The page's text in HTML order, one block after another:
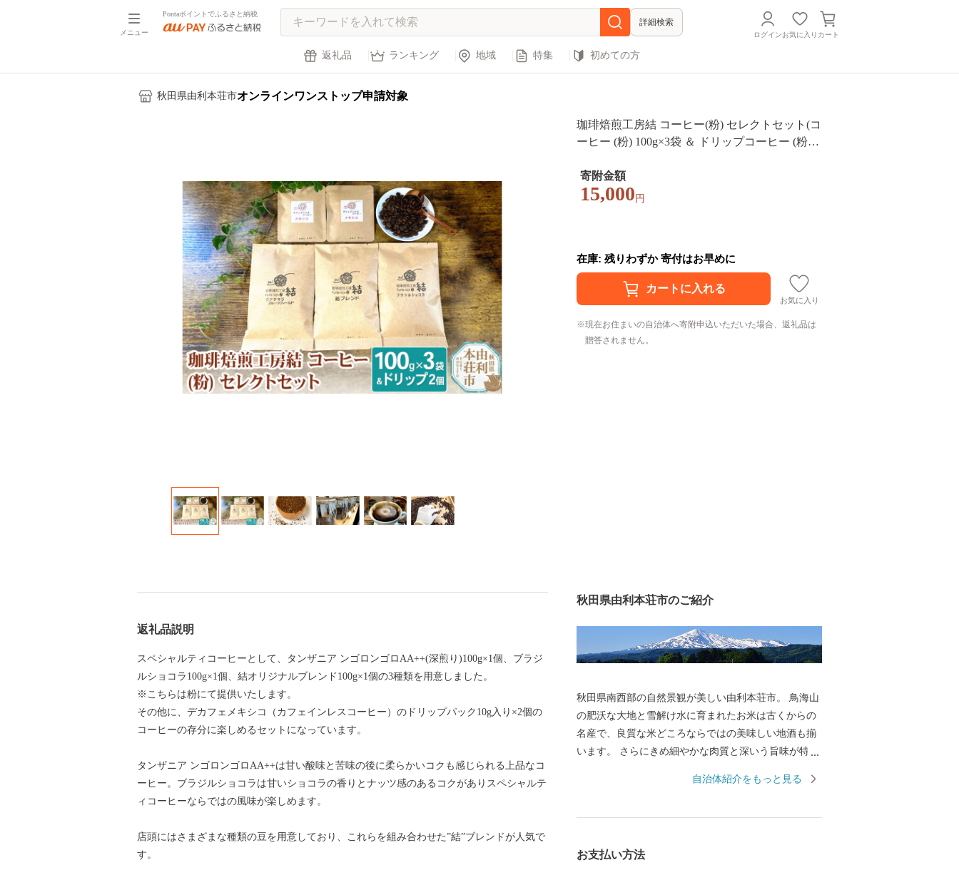
メニュー
Pontaポイントでふるさと納税
詳細検索
ログインお気に入り カート
返礼品 ランキング 地域 特集 初めての方
秋田県由利本荘市オンラインワンストップ申請対象
珈琲焙煎工房結 コーヒー(粉) セレクトセット(コ
ーヒー (粉) 100g×3袋 ＆ ドリップコーヒー (粉) 1
寄附金額
15,000 円
在庫: 残りわずか 寄付はお早めに
お気に入り
現在お住まいの自治体へ寄附申込いただいた場合、返礼品は
贈答されません。
返礼品説明
スペシャルティコーヒーとして、タンザニア ンゴロンゴロAA++(深煎り)100g×1個、ブラジ
ルショコラ100g×1個、結オリジナルブレンド100g×1個の3種類を用意しました。
※こちらは粉にて提供いたします。
その他に、デカフェメキシコ（カフェインレスコーヒー）のドリップパック10g入り×2個の
コーヒーの存分に楽しめるセットになっています。
タンザニア ンゴロンゴロAA++は甘い酸味と苦味の後に柔らかいコクも感じられる上品なコ
ーヒー。ブラジルショコラは甘いショコラの香りとナッツ感のあるコクがありスペシャルテ
ィコーヒーならではの風味が楽しめます。
店頭にはさまざまな種類の豆を用意しており、これらを組み合わせた”結”ブレンドが人気で
す。
秋田県由利本荘市のご紹介
秋田県南西部の自然景観が美しい由利本荘市。 鳥海山
の肥沃な大地と雪解け水に育まれたお米は古くからの
名産で、良質な米どころならではの美味しい地酒も揃
います。 さらにきめ細やかな肉質と深いう旨味が特徴
アスパラガスなどの野菜をはじめ、食の魅力も満載で
自治体紹介をもっと見る
お支払い方法